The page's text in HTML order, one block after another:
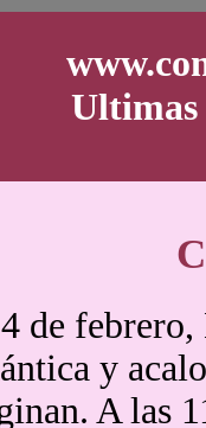
Ultimas
de febrero,
y
A las